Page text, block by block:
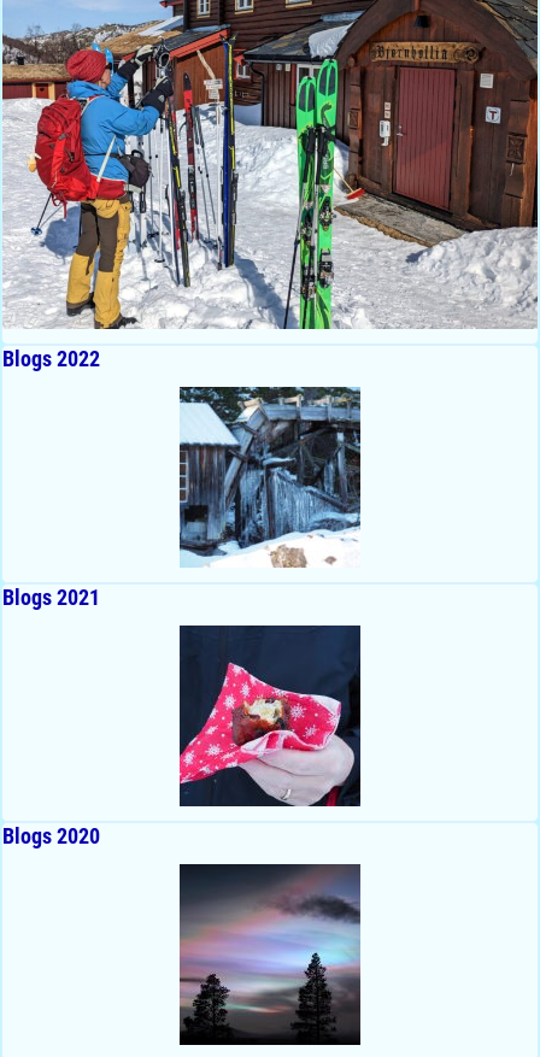
Blogs 2022
Blogs 2021
Blogs 2020